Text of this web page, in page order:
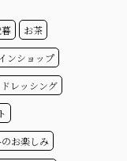
お茶
ンショップ
ドレッシング
お楽しみ